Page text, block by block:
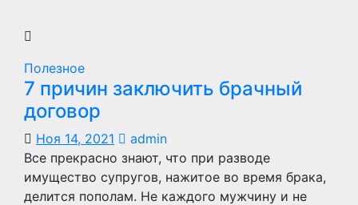
Полезное
7 причин заключить брачный
договор
Ноя 14, 2021
admin
Все прекрасно знают, что при разводе
имущество супругов, нажитое во время брака,
делится пополам. Не каждого мужчину и не